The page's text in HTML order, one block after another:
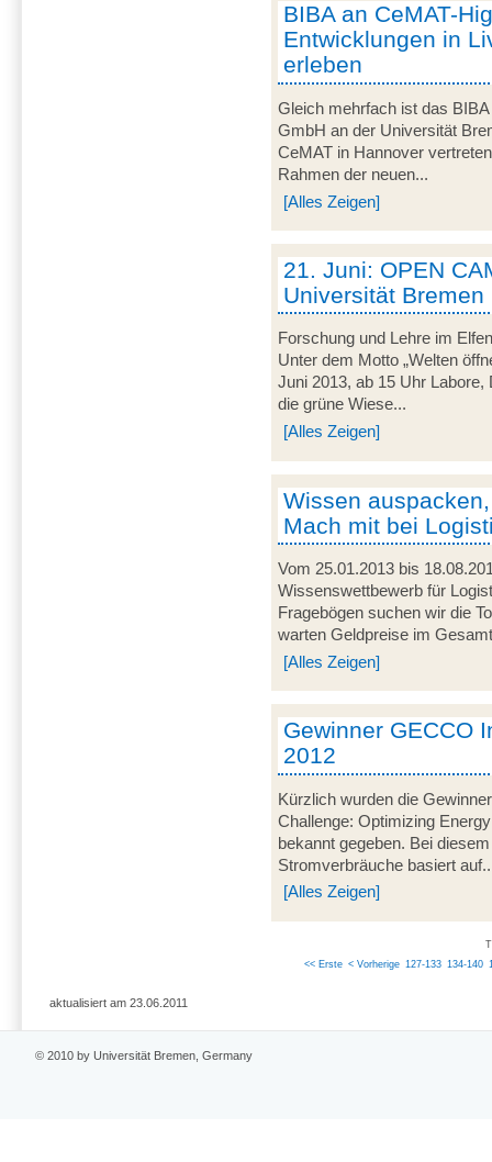
BIBA an CeMAT-
Entwicklungen in
erleben
Gleich mehrfach ist das
GmbH an der Universität
CeMAT in Hannover
Rahmen der neuen...
[Alles Zeigen]
21. Juni: OPEN
Universität Bremen
Forschung und Lehre im
Unter dem Motto „Welten
Juni 2013, ab 15 Uhr
die grüne Wiese...
[Alles Zeigen]
Wissen
Mach mit bei
Vom 25.01.2013 bis
Wissenswettbewerb für
Fragebögen suchen wir die
warten Geldpreise im
[Alles Zeigen]
Gewinner GECCO
2012
Kürzlich wurden die
Challenge: Optimizing
bekannt gegeben. Bei
Stromverbräuche basiert
[Alles Zeigen]
<< Erste < Vorherige 127-133 134-140
aktualisiert am 23.06.2011
© 2010 by Universität Bremen, Germany